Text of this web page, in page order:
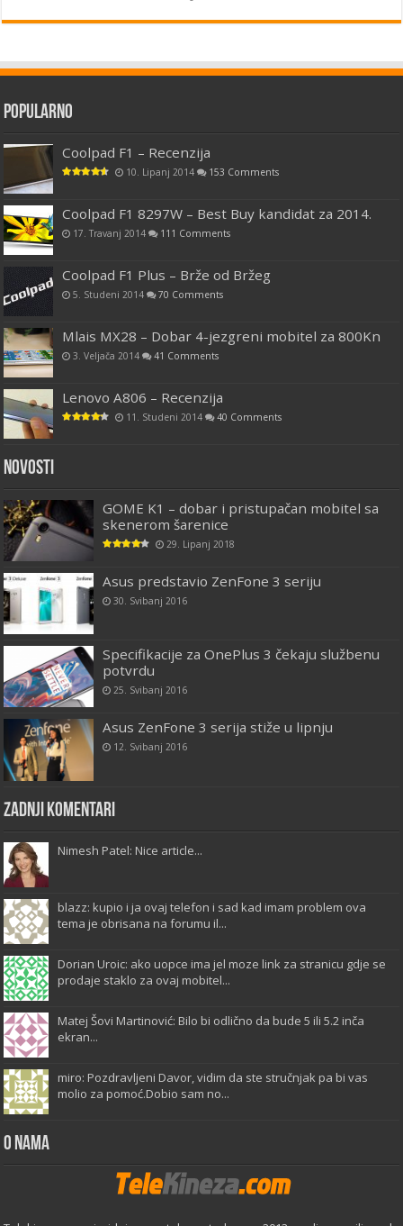
Popularno
Coolpad F1 – Recenzija
10. Lipanj 2014 153 Comments
Coolpad F1 8297W – Best Buy kandidat za 2014.
17. Travanj 2014 111 Comments
Coolpad F1 Plus – Brže od Bržeg
5. Studeni 2014 70 Comments
Mlais MX28 – Dobar 4-jezgreni mobitel za 800Kn
3. Veljača 2014 41 Comments
Lenovo A806 – Recenzija
11. Studeni 2014 40 Comments
Novosti
GOME K1 – dobar i pristupačan mobitel sa
skenerom šarenice
29. Lipanj 2018
Asus predstavio ZenFone 3 seriju
30. Svibanj 2016
Specifikacije za OnePlus 3 čekaju službenu
potvrdu
25. Svibanj 2016
Asus ZenFone 3 serija stiže u lipnju
12. Svibanj 2016
Zadnji komentari
Nimesh Patel: Nice article...
blazz: kupio i ja ovaj telefon i sad kad imam problem ova
tema je obrisana na forumu il...
Dorian Uroic: ako uopce ima jel moze link za stranicu gdje se
prodaje staklo za ovaj mobitel...
Matej Šovi Martinović: Bilo bi odlično da bude 5 ili 5.2 inča
ekran...
miro: Pozdravljeni Davor, vidim da ste stručnjak pa bi vas
molio za pomoć.Dobio sam no...
O Nama